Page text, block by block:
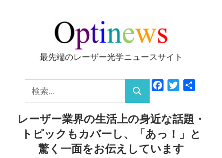
ッ
Optinews
最先端のレーザー光学ニュースサイト
索:
検
索
FacebookTwitter
レーザー業界の生活上の身近な話題・
トピックもカバーし、「あっ！」と
驚く一面をお伝えしています